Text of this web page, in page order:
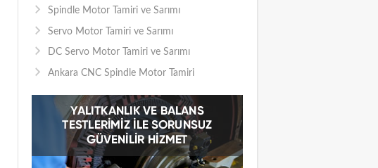
Spindle Motor Tamiri ve Sarımı
Servo Motor Tamiri ve Sarımı
DC Servo Motor Tamiri ve Sarımı
Ankara CNC Spindle Motor Tamiri